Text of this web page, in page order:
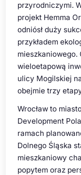
przyrodniczymi.
projekt Hemma
odniósł duży
przykładem
mieszkaniowego.
wieloetapową
ulicy Mogilskiej
obejmie trzy
Wrocław to
Development
ramach
Dolnego Śląska
mieszkaniowy
popytem oraz